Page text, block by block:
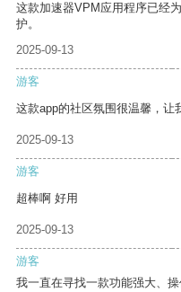
这款加速器VPM应用程序已经
护。
2025-09-13
游客
这款app的社区氛围很温馨，让
2025-09-13
游客
超棒啊 好用
2025-09-13
游客
我一直在寻找一款功能强大、